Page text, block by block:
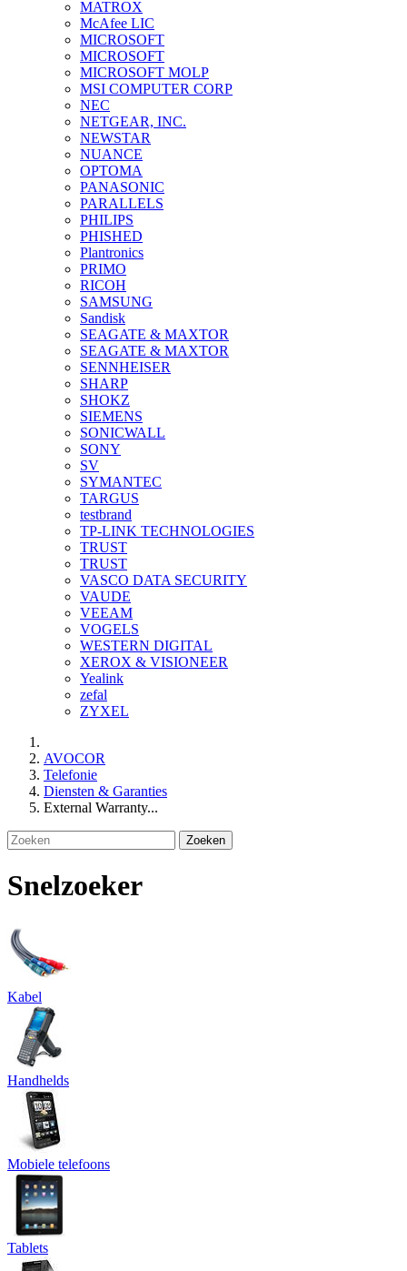
MATROX
McAfee LIC
MICROSOFT
MICROSOFT
MICROSOFT MOLP
MSI COMPUTER CORP
NEC
NETGEAR, INC.
NEWSTAR
NUANCE
OPTOMA
PANASONIC
PARALLELS
PHILIPS
PHISHED
Plantronics
PRIMO
RICOH
SAMSUNG
Sandisk
SEAGATE & MAXTOR
SEAGATE & MAXTOR
SENNHEISER
SHARP
SHOKZ
SIEMENS
SONICWALL
SONY
SV
SYMANTEC
TARGUS
testbrand
TP-LINK TECHNOLOGIES
TRUST
TRUST
VASCO DATA SECURITY
VAUDE
VEEAM
VOGELS
WESTERN DIGITAL
XEROX & VISIONEER
Yealink
zefal
ZYXEL
AVOCOR
Telefonie
Diensten & Garanties
External Warranty...
Zoeken
Snelzoeker
Kabel
Handhelds
Mobiele telefoons
Tablets